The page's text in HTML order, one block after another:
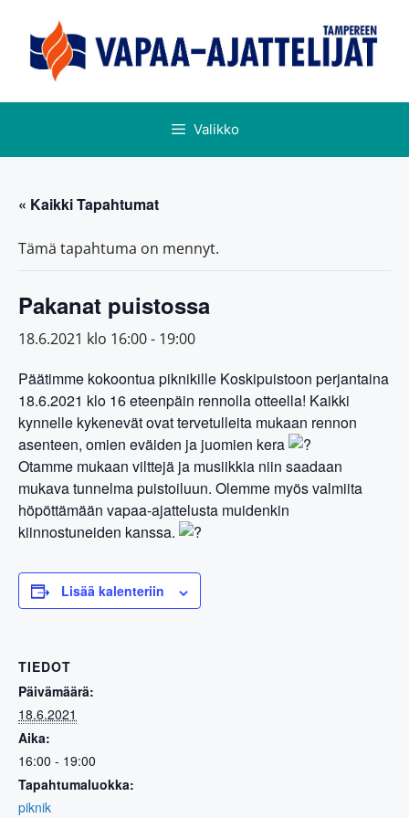
Valikko
« Kaikki Tapahtumat
Tämä tapahtuma on mennyt.
Pakanat puistossa
18.6.2021 klo 16:00- 19:00
Päätimme kokoontua piknikille Koskipuistoon perjantaina
18.6.2021 klo 16 eteenpäin rennolla otteella! Kaikki
kynnelle kykenevät ovat tervetulleita mukaan rennon
asenteen, omien eväiden ja juomien kera
Otamme mukaan vilttejä ja musiikkia niin saadaan
mukava tunnelma puistoiluun. Olemme myös valmiita
höpöttämään vapaa-ajattelusta muidenkin
kiinnostuneiden kanssa.
Lisää kalenteriin
TIEDOT
Päivämäärä:
18.6.2021
Aika:
16:00 - 19:00
Tapahtumaluokka:
piknik